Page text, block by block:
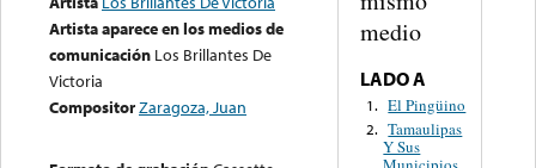
Artista aparece en los medios de
comunicación Los Brillantes De
Victoria
CompositorZaragoza, Juan
medio
LADO A
1. El Pingüino
2. Tamaulipas
Y Sus